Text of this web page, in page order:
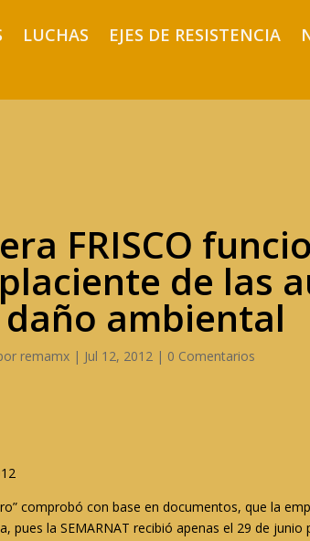
LUCHAS EJES DE RESISTENCIA
FRISCO
de las
ambiental
remamx| Jul 12, 2012| 0 Comentarios
comprobó con base en documentos, que la
pues la SEMARNAT recibió apenas el 29 de